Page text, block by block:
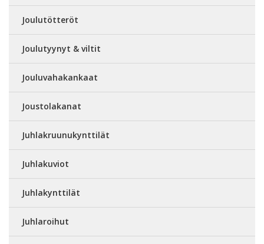
Joulutötteröt
Joulutyynyt & viltit
Jouluvahakankaat
Joustolakanat
Juhlakruunukynttilät
Juhlakuviot
Juhlakynttilät
Juhlaroihut